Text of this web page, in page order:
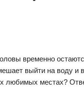
временно
выйти на воду
любимых местах?